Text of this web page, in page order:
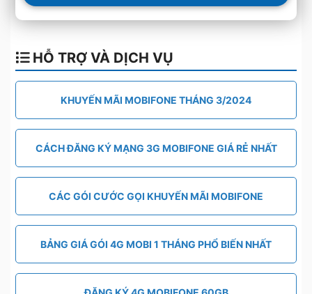
HỖ TRỢ VÀ DỊCH VỤ
KHUYẾN MÃI MOBIFONE THÁNG 3/2024
CÁCH ĐĂNG KÝ MẠNG 3G MOBIFONE GIÁ RẺ NHẤT
CÁC GÓI CƯỚC GỌI KHUYẾN MÃI MOBIFONE
BẢNG GIÁ GÓI 4G MOBI 1 THÁNG PHỔ BIẾN NHẤT